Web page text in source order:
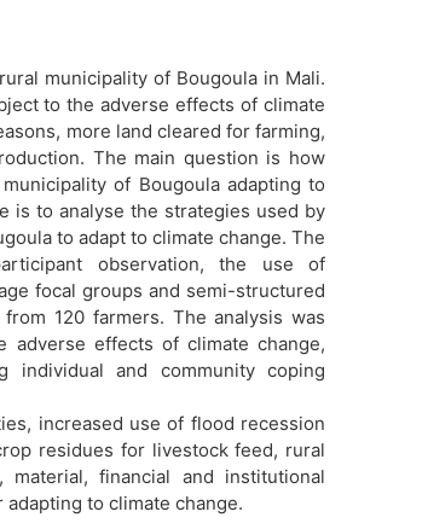
municipality of Bougoula in Mali.
to the adverse effects of climate
more land cleared for farming,
The main question is how
of Bougoula adapting to
is to analyse the strategies used by
to adapt to climate change. The
observation, the use of
focal groups and semi-structured
120 farmers. The analysis was
adverse effects of climate change,
individual and community coping
increased use of flood recession
residues for livestock feed, rural
material, financial and institutional
to climate change.